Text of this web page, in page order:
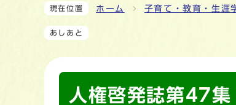
現在位置 ホーム 子育て・教育・生涯
あしあと
人権啓発誌第47集